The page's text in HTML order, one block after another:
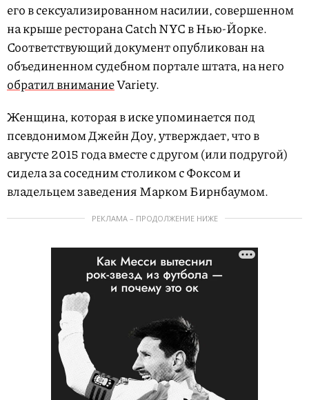
его в сексуализированном насилии, совершенном
на крыше ресторана Catch NYC в Нью-Йорке.
Соответствующий документ опубликован на
объединенном судебном портале штата, на него
обратил вниманиеVariety.
Женщина, которая в иске упоминается под
псевдонимом Джейн Доу, утверждает, что в
августе 2015 года вместе с другом (или подругой)
сидела за соседним столиком с Фоксом и
владельцем заведения Марком Бирнбаумом.
РЕКЛАМА – ПРОДОЛЖЕНИЕ НИЖЕ